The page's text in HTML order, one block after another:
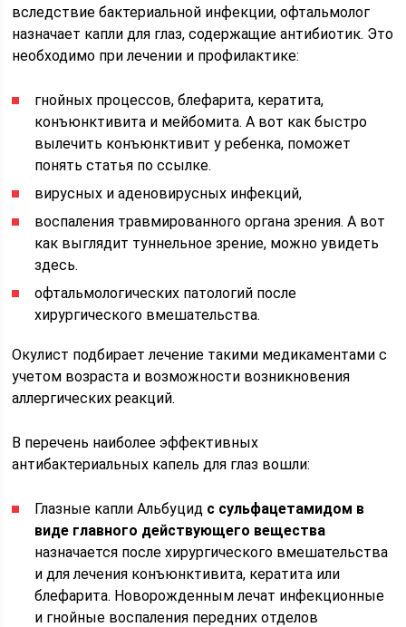
вследствие бактериальной инфекции, офтальмолог
назначает капли для глаз, содержащие антибиотик. Это
необходимо при лечении и профилактике:
гнойных процессов, блефарита, кератита,
конъюнктивита и мейбомита. А вот как быстро
вылечить конъюнктивит у ребенка, поможет
понять статья по ссылке.
вирусных и аденовирусных инфекций,
воспаления травмированного органа зрения. А вот
как выглядит туннельное зрение, можно увидеть
здесь.
офтальмологических патологий после
хирургического вмешательства.
Окулист подбирает лечение такими медикаментами с
учетом возраста и возможности возникновения
аллергических реакций.
В перечень наиболее эффективных
антибактериальных капель для глаз вошли:
Глазные капли Альбуцид с сульфацетамидом в
виде главного действующего вещества
назначается после хирургического вмешательства
и для лечения конъюнктивита, кератита или
блефарита. Новорожденным лечат инфекционные
и гнойные воспаления передних отделов